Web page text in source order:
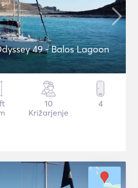
49 - Balos Lagoon
10
Križarjenje
4